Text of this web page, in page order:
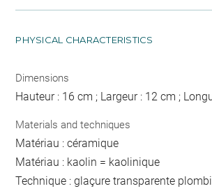
PHYSICAL CHARACTERISTICS
Dimensions
Hauteur : 16 cm ; Largeur : 12 cm ;
Materials and techniques
Matériau : céramique
Matériau : kaolin = kaolinique
Technique : glaçure transparente